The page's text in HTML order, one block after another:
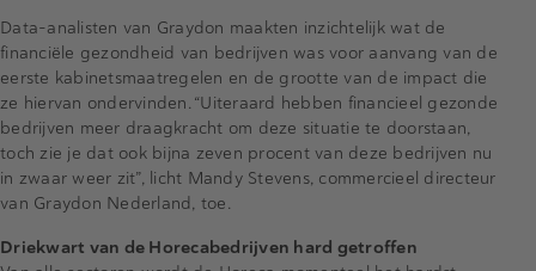
Data-analisten van Graydon maakten inzichtelijk wat de
financiële gezondheid van bedrijven was voor aanvang van de
eerste kabinetsmaatregelen en de grootte van de impact die
ze hiervan ondervinden. “Uiteraard hebben financieel gezonde
bedrijven meer draagkracht om deze situatie te doorstaan,
toch zie je dat ook bijna zeven procent van deze bedrijven nu
in zwaar weer zit”, licht Mandy Stevens, commercieel directeur
van Graydon Nederland, toe.
Driekwart van de Horecabedrijven hard getroffen